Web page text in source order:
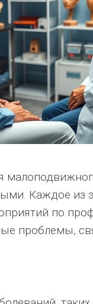
Каждое из
по
проблемы,